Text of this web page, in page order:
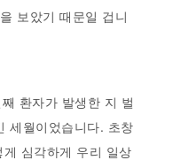
보았기 때문일 겁니
환자가 발생한 지 벌
세월이었습니다. 초창
심각하게 우리 일상